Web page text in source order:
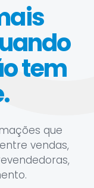
tem
que
vendas,